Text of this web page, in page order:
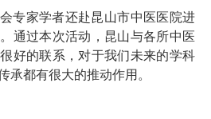
专家学者还赴昆山市中医医院进
通过本次活动，昆山与各所中医
好的联系，对于我们未来的学科
承都有很大的推动作用。